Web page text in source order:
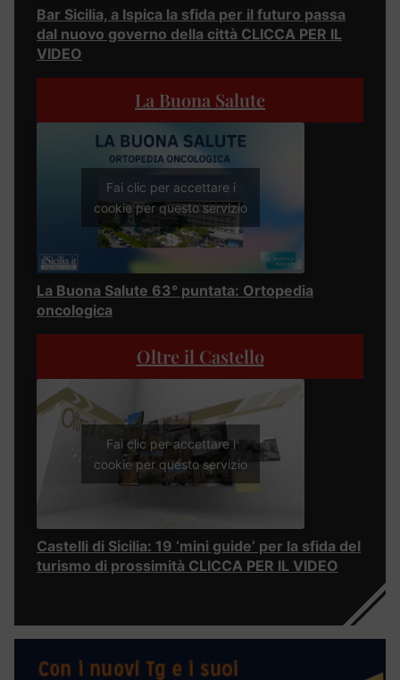
Bar Sicilia, a Ispica la sfida per il futuro passa
dal nuovo governo della città CLICCA PER IL
VIDEO
La Buona Salute
Fai clic per accettare i
cookie per questo servizio
La Buona Salute 63° puntata: Ortopedia
oncologica
Oltre il Castello
Fai clic per accettare i
cookie per questo servizio
Castelli di Sicilia: 19 ‘mini guide’ per la sfida del
turismo di prossimità CLICCA PER IL VIDEO